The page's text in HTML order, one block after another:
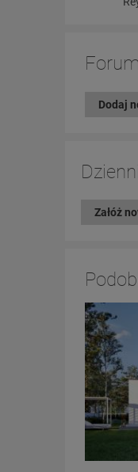
Forum
Dodaj
Załóż